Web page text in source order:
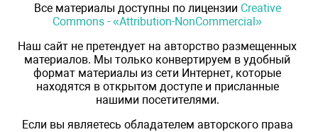
Все материалы доступны по лицензии Creative
Commons - «Attribution-NonCommercial»
Наш сайт не претендует на авторство размещенных
материалов. Мы только конвертируем в удобный
формат материалы из сети Интернет, которые
находятся в открытом доступе и присланные
нашими посетителями.
Если вы являетесь обладателем авторского права